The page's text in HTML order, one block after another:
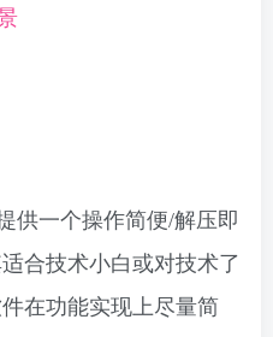
供一个操作简便/解压即
合技术小白或对技术了
在功能实现上尽量简